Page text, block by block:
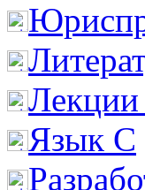
Язык С